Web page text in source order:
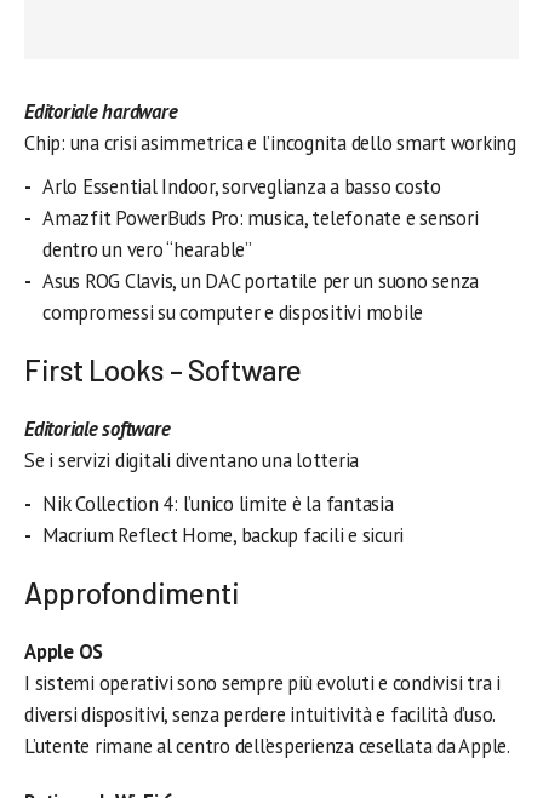
Editoriale hardware
Chip: una crisi asimmetrica e l’incognita dello smart working
Arlo Essential Indoor, sorveglianza a basso costo
Amazfit PowerBuds Pro: musica, telefonate e sensori
dentro un vero “hearable”
Asus ROG Clavis, un DAC portatile per un suono senza
compromessi su computer e dispositivi mobile
First Looks – Software
Editoriale software
Se i servizi digitali diventano una lotteria
Nik Collection 4: l’unico limite è la fantasia
Macrium Reflect Home, backup facili e sicuri
Approfondimenti
Apple OS
I sistemi operativi sono sempre più evoluti e condivisi tra i
diversi dispositivi, senza perdere intuitività e facilità d’uso.
L’utente rimane al centro dell’esperienza cesellata da Apple.